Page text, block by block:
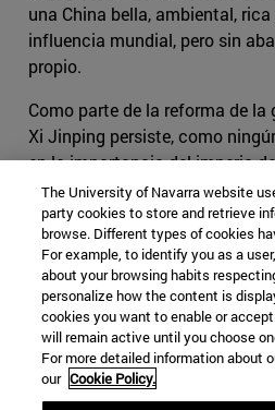
una China bella, ambiental,
influencia mundial, pero sin
propio.
Como parte de la reforma de
Xi Jinping persiste, como
en la importancia del imperio
de la modernización en la
con esto, la reforma judicial se
los ejes principales de su
desequilibrio de la
país. Dentro del plano
economía privada en lo
convirtiendo a China en la
La diversificación de su
y la evolución en sectores
The University of Navarra website
party cookies to store and retrieve
browse. Different types of cookies
For example, to identify you as a
about your browsing habits
personalize how the content is
cookies you want to enable or
will remain active until you choose
For more detailed information about
our Cookie Policy.